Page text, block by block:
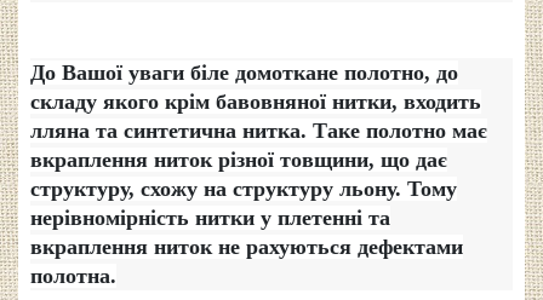
До Вашої уваги біле домоткане полотно, до
складу якого крім бавовняної нитки, входить
лляна та синтетична нитка. Таке полотно має
вкраплення ниток різної товщини, що дає
структуру, схожу на структуру льону. Тому
нерівномірність нитки у плетенні та
вкраплення ниток не рахуються дефектами
полотна.